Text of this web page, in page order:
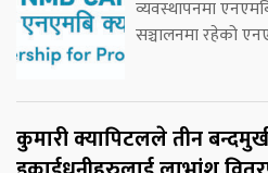
व्यवस्थापनमा
सञ्चालनमा रहेको
कुमारी क्यापिटलले तीन